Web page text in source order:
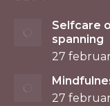
Selfcare
spanning
27
27